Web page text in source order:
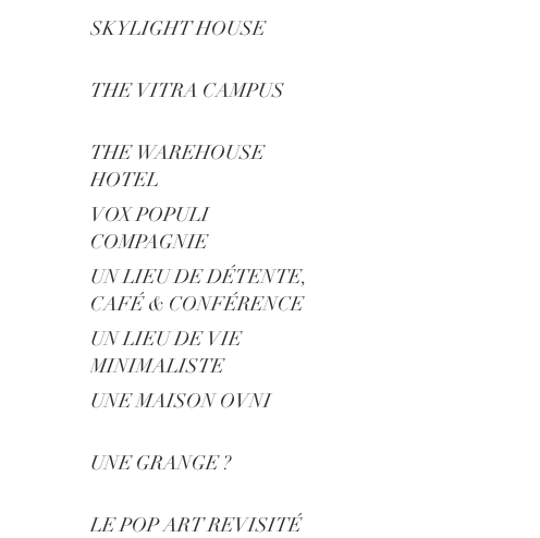
SKYLIGHT HOUSE
THE VITRA CAMPUS
THE WAREHOUSE
HOTEL
VOX POPULI
COMPAGNIE
UN LIEU DE DÉTENTE,
CAFÉ & CONFÉRENCE
UN LIEU DE VIE
MINIMALISTE
UNE MAISON OVNI
UNE GRANGE ?
LE POP ART REVISITÉ